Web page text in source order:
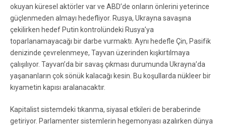
okuyan küresel aktörler var ve ABD’de onların önlerini yeterince
güçlenmeden almayı hedefliyor. Rusya, Ukrayna savaşına
çekilirken hedef Putin kontrolündeki Rusya’ya
toparlanamayacağı bir darbe vurmaktı. Aynı hedefle Çin, Pasifik
denizinde çevrelenmeye, Tayvan üzerinden kışkırtılmaya
çalışılıyor. Tayvan’da bir savaş çıkması durumunda Ukrayna’da
yaşananların çok sönük kalacağı kesin. Bu koşullarda nükleer bir
kıyametin kapısı aralanacaktır.
Kapitalist sistemdeki tıkanma, siyasal etkileri de beraberinde
getiriyor. Parlamenter sistemlerin hegemonyası azalırken dünya